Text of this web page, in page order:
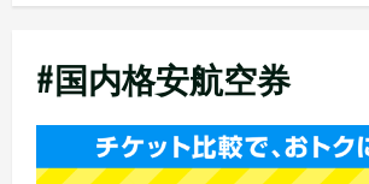
#国内格安航空券